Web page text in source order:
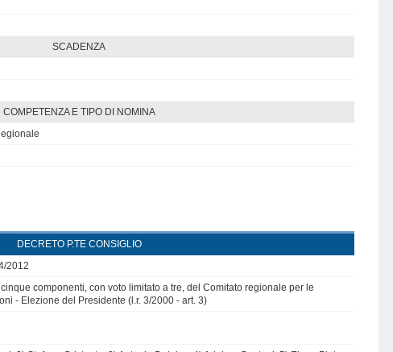
SCADENZA
COMPETENZA E TIPO DI NOMINA
DECRETO P.TE CONSIGLIO
2012
componenti, con voto limitato a tre, del Comitato regionale per le
- Elezione del Presidente (l.r. 3/2000 - art. 3)